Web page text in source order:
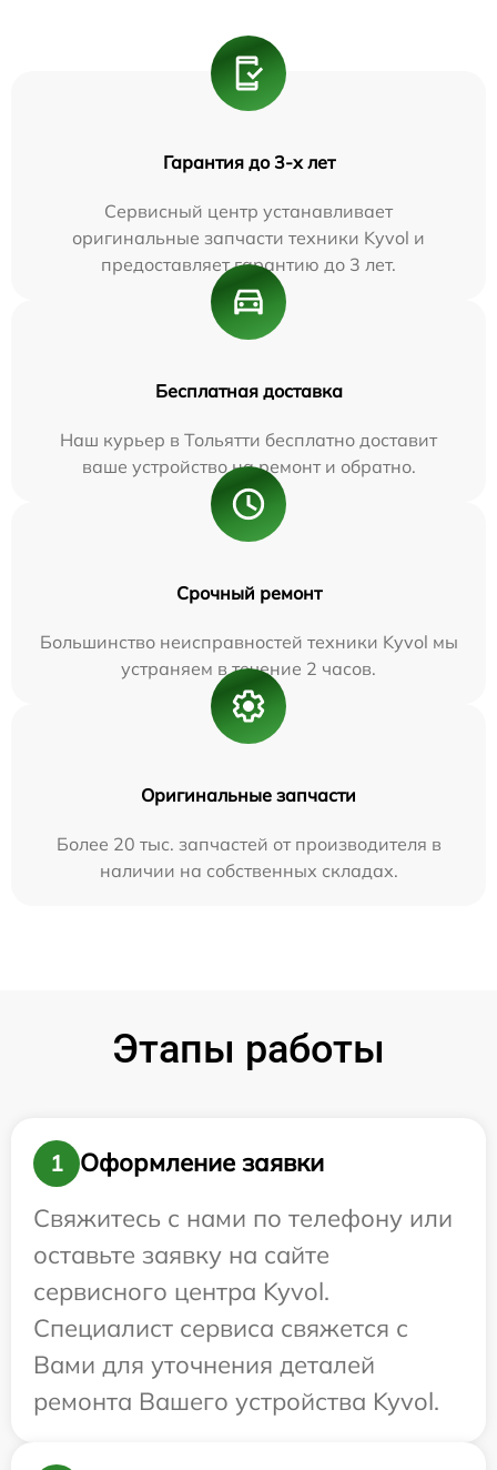
Гарантия до 3-х лет
Сервисный центр устанавливает
оригинальные запчасти техники Kyvol и
предоставляет гарантию до 3 лет.
Бесплатная доставка
Наш курьер в Тольятти бесплатно доставит
ваше устройство на ремонт и обратно.
Срочный ремонт
Большинство неисправностей техники Kyvol мы
устраняем в течение 2 часов.
Оригинальные запчасти
Более 20 тыс. запчастей от производителя в
наличии на собственных складах.
Этапы работы
1
Оформление заявки
Свяжитесь с нами по телефону или
оставьте заявку на сайте
сервисного центра Kyvol.
Специалист сервиса свяжется с
Вами для уточнения деталей
ремонта Вашего устройства Kyvol.